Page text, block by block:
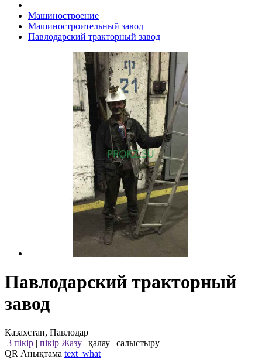
Машиностроение
Машиностроительный завод
Павлодарский тракторный завод
Павлодарский тракторный
завод
Казахстан, Павлодар
3 пікір | пікір Жазу | қалау | салыстыру
QR Анықтама text_what